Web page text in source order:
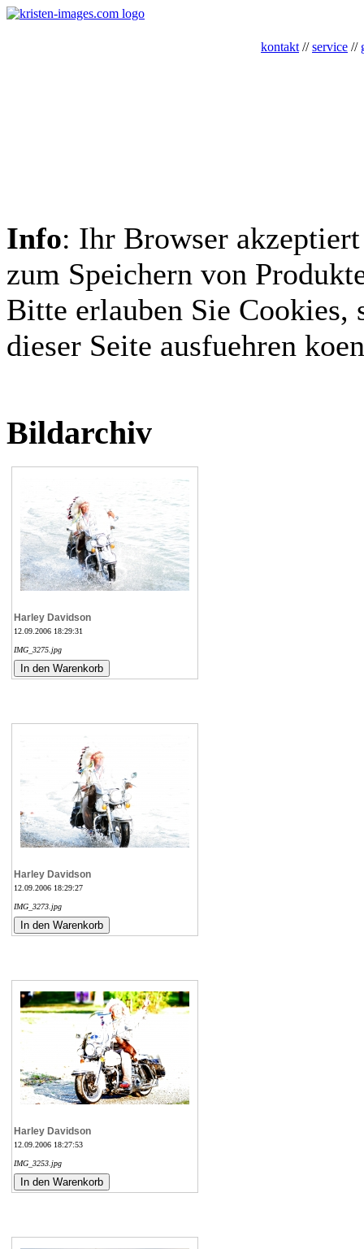
kontakt //service //
Info: Ihr Browser
zum Speichern von
Bitte erlauben Sie Cookies,
dieser Seite ausfuehren
Bildarchiv
Harley Davidson
12.09.2006 18:29:31
IMG_3275.jpg
Harley Davidson
12.09.2006 18:29:27
IMG_3273.jpg
Harley Davidson
12.09.2006 18:27:53
IMG_3253.jpg